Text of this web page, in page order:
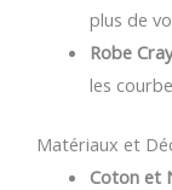
plus de
Robe
les
Matériaux et
Coton et